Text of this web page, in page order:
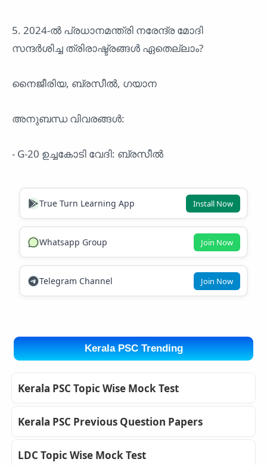
5. 2024-ൽ പ്രധാനമന്ത്രി നരേന്ദ്ര മോദി
സന്ദർശിച്ച ത്രിരാഷ്ട്രങ്ങൾ ഏതെല്ലാം?
നൈജീരിയ, ബ്രസീൽ, ഗയാന
അനുബന്ധ വിവരങ്ങൾ:
- G-20 ഉച്ചകോടി വേദി: ബ്രസീൽ
True Turn Learning App Install Now
Whatsapp Group Join Now
Telegram Channel Join Now
Kerala PSC Trending
Kerala PSC Topic Wise Mock Test
Kerala PSC Previous Question Papers
LDC Topic Wise Mock Test